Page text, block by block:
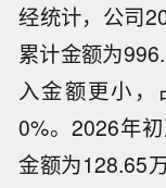
经统计，公司
累计金额为
入金额更小，
0%。2026年
金额为128.65